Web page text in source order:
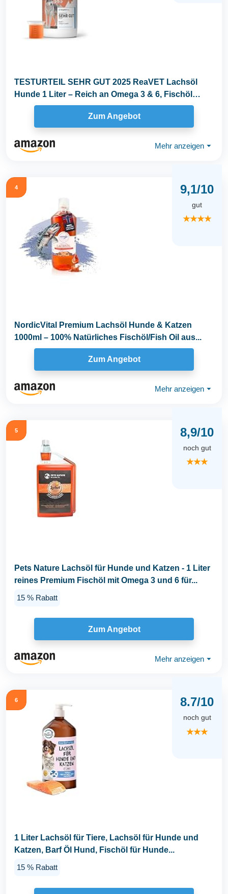
TESTURTEIL SEHR GUT 2025 ReaVET Lachsöl
Hunde 1 Liter – Reich an Omega 3 & 6, Fischöl
Hund...
Zum Angebot
Mehr anzeigen ⏷
4 9,1/10
gut
★★★★
NordicVital Premium Lachsöl Hunde & Katzen
1000ml – 100% Natürliches Fischöl/Fish Oil aus...
Zum Angebot
Mehr anzeigen ⏷
5 8,9/10
noch gut
★★★
Pets Nature Lachsöl für Hunde und Katzen - 1 Liter
reines Premium Fischöl mit Omega 3 und 6 für...
15 % Rabatt
Zum Angebot
Mehr anzeigen ⏷
6 8.7/10
noch gut
★★★
1 Liter Lachsöl für Tiere, Lachsöl für Hunde und
Katzen, Barf Öl Hund, Fischöl für Hunde...
15 % Rabatt